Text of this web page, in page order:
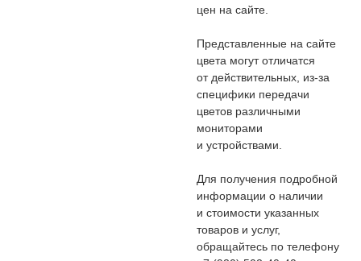
цен на сайте.
Представленные на сайте
цвета могут отличатся
от действительных, из-за
специфики передачи
цветов различными
мониторами
и устройствами.
Для получения подробной
информации о наличии
и стоимости указанных
товаров и услуг,
обращайтесь по телефону